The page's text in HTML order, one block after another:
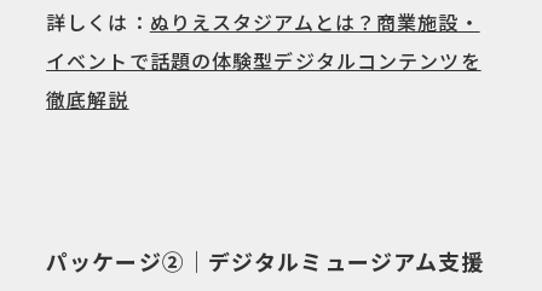
詳しくは： ぬりえスタジアムとは？商業施設・
イベントで話題の体験型デジタルコンテンツを
徹底解説
パッケージ②｜デジタルミュージアム支援